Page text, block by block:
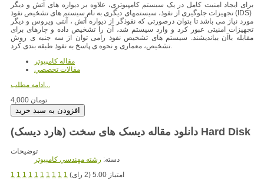
برای ایجاد امنیت کامل در یک سیستم کامپیوتری، علاوه بر دیواره های آتش و دیگر
تجهیزات جلوگیری از نفوذ، سیستمهای دیگری به نام سیستم های تشخیص نفوذ (IDS)
مورد نیاز می باشد تا بتوان درصورتی که نفوذگر از دیواره آتش ، آنتی ویروس و دیگر
تجهیزات امنیتی عبور کرد و وارد سیستم شد، آن را تشخیص داده و چارهای برای
مقابله باآن بیاندیشند. سیستم های تشخیص نفوذ رامی توان از سه جنبه ی روش
تشخیص، معماری و نحوه ی پاسخ به نفوذ طبقه بندی کرد.
مقاله کامپیوتر
مقالات تخصصي
ادامه مطلب...
4,000 تومان
دانلود مقاله دیسک های سخت (هارد دیسک) Hard Disk
توضیحات
دسته: رشته مهندسي کامپيوتر
1 1 1 1 1 1 1 1 1 1
امتیاز 5.00 (2 رای)